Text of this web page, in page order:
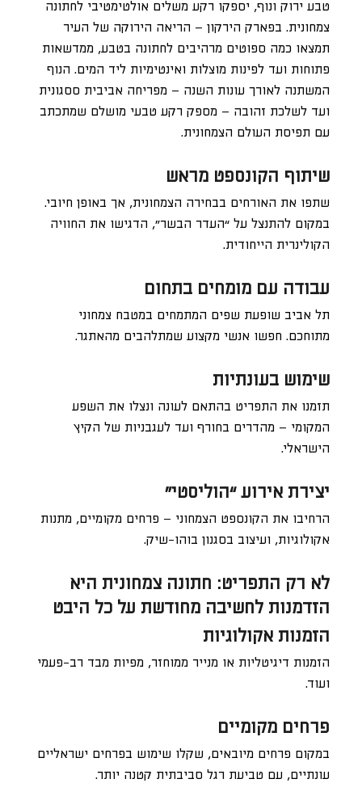
טבע ירוק ונוף, יספקו רקע משלים אולטימטיבי לחתונה
צמחונית. בפארק הירקון – הריאה הירוקה של העיר
תמצאו כמה ספוטים מרהיבים לחתונה בטבע, ממדשאות
פתוחות ועד לפינות מוצלות ואינטימיות ליד המים. הנוף
המשתנה לאורך עונות השנה – מפריחה אביבית ססגונית
ועד לשלכת זהובה – מספק רקע טבעי מושלם שמתכתב
עם תפיסת העולם הצמחונית.
שיתוף הקונספט מראש
שתפו את האורחים בבחירה הצמחונית, אך באופן חיובי.
במקום להתנצל על “העדר הבשר”, הדגישו את החוויה
הקולינרית הייחודית.
עבודה עם מומחים בתחום
תל אביב שופעת שפים המתמחים במטבח צמחוני
מתוחכם. חפשו אנשי מקצוע שמתלהבים מהאתגר.
שימוש בעונתיות
תזמנו את התפריט בהתאם לעונה ונצלו את השפע
המקומי – מהדרים בחורף ועד לעגבניות של הקיץ
הישראלי.
יצירת אירוע “הוליסטי”
הרחיבו את הקונספט הצמחוני – פרחים מקומיים, מתנות
אקולוגיות, ועיצוב בסגנון בוהו-שיק.
לא רק התפריט: חתונה צמחונית היא
הזדמנות לחשיבה מחודשת על כל היבט
הזמנות אקולוגיות
הזמנות דיגיטליות או מנייר ממוחזר, מפיות מבד רב-פעמי
ועוד.
פרחים מקומיים
במקום פרחים מיובאים, שקלו שימוש בפרחים ישראליים
עונתיים, עם טביעת רגל סביבתית קטנה יותר.